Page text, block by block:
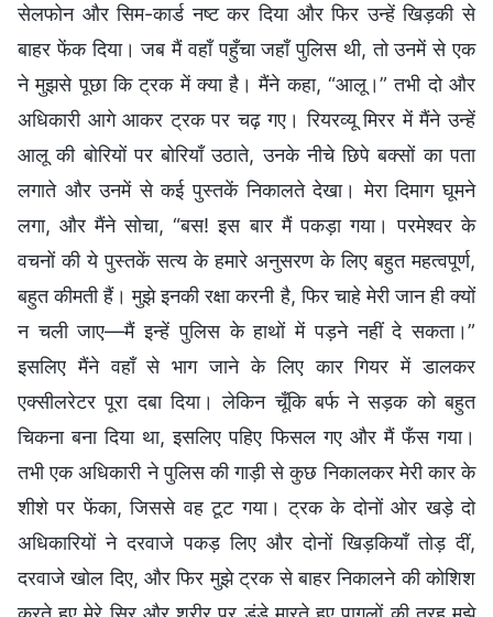
सेलफोन और सिम-कार्ड नष्ट कर दिया और फिर उन्हें खिड़की से
बाहर फेंक दिया। जब मैं वहाँ पहुँचा जहाँ पुलिस थी, तो उनमें से एक
ने मुझसे पूछा कि ट्रक में क्या है। मैंने कहा, “आलू।” तभी दो और
अधिकारी आगे आकर ट्रक पर चढ़ गए। रियरव्यू मिरर में मैंने उन्हें
आलू की बोरियों पर बोरियाँ उठाते, उनके नीचे छिपे बक्सों का पता
लगाते और उनमें से कई पुस्तकें निकालते देखा। मेरा दिमाग घूमने
लगा, और मैंने सोचा, “बस! इस बार मैं पकड़ा गया। परमेश्वर के
वचनों की ये पुस्तकें सत्य के हमारे अनुसरण के लिए बहुत महत्वपूर्ण,
बहुत कीमती हैं। मुझे इनकी रक्षा करनी है, फिर चाहे मेरी जान ही क्यों
न चली जाए—मैं इन्हें पुलिस के हाथों में पड़ने नहीं दे सकता।”
इसलिए मैंने वहाँ से भाग जाने के लिए कार गियर में डालकर
एक्सीलरेटर पूरा दबा दिया। लेकिन चूँकि बर्फ ने सड़क को बहुत
चिकना बना दिया था, इसलिए पहिए फिसल गए और मैं फँस गया।
तभी एक अधिकारी ने पुलिस की गाड़ी से कुछ निकालकर मेरी कार के
शीशे पर फेंका, जिससे वह टूट गया। ट्रक के दोनों ओर खड़े दो
अधिकारियों ने दरवाजे पकड़ लिए और दोनों खिड़कियाँ तोड़ दीं,
दरवाजे खोल दिए, और फिर मुझे ट्रक से बाहर निकालने की कोशिश